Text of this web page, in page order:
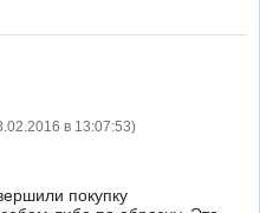
в 13:07:53)
покупку